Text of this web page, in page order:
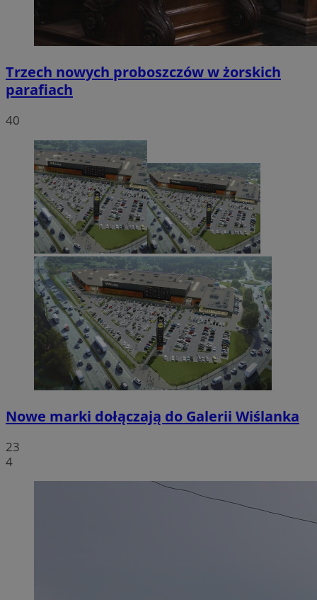
Trzech nowych proboszczów w żorskich
parafiach
40
Nowe marki dołączają do Galerii Wiślanka
23
4